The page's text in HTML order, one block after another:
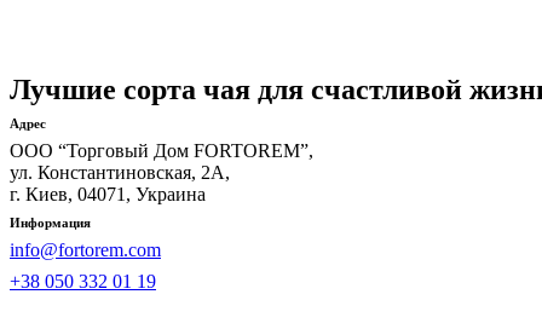
Лучшие сорта чая для счастливой
Адрес
ООО “Торговый Дом FORTOREM”,
ул. Константиновская, 2А,
г. Киев, 04071, Украина
Информация
info@fortorem.com
+38 050 332 01 19